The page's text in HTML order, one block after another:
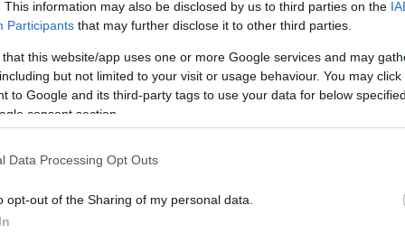
This information may also be disclosed by us to third parties on the
Participants that may further disclose it to other third parties.
that this website/app uses one or more Google services and may
but not limited to your visit or usage behaviour. You may
to Google and its third-party tags to use your data for below
consent section.
Data Processing Opt Outs
opt-out of the Sharing of my personal data.
beszélgetni, akit jól ismer az ember, nehéz
nekünk...
felkészültebb az ember, annál
Egy színházi produkció esetében